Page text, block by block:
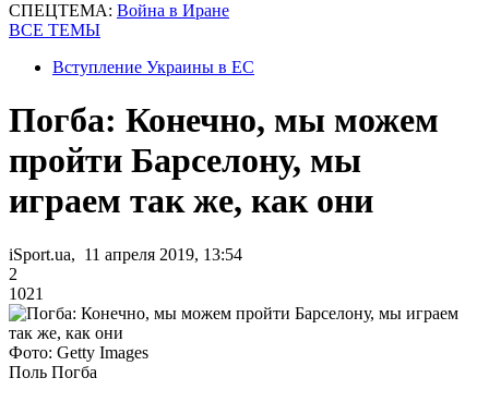
СПЕЦТЕМА: Война в Иране
ВСЕ ТЕМЫ
Вступление Украины в ЕС
Погба: Конечно, мы можем
пройти Барселону, мы
играем так же, как они
iSport.ua, 11 апреля 2019, 13:54
2
1021
Фото: Getty Images
Поль Погба